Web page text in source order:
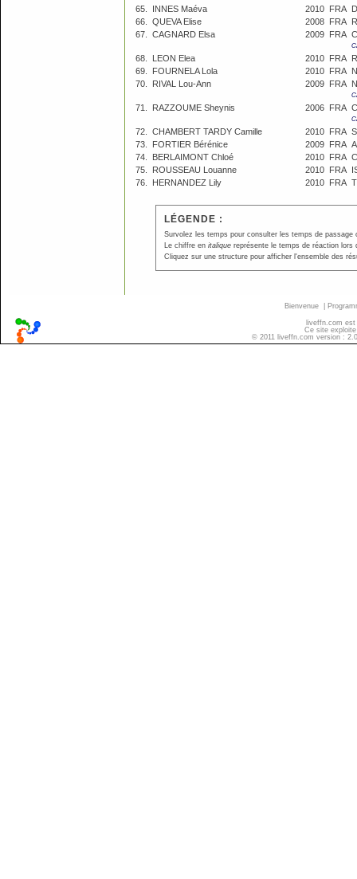
65.
INNES Maéva 2010 FRA
66.
QUEVA Elise 2008 FRA
67.
CAGNARD Elsa 2009 FRA
68. LEON Elea 2010 FRA
69.
FOURNELA Lola 2010 FRA
70.
RIVAL Lou-Ann 2009 FRA
71. RAZZOUME Sheynis 2006 FRA
72. CHAMBERT TARDY Camille 2010 FRA
73.
FORTIER Bérénice 2009 FRA
74.
BERLAIMONT Chloé 2010 FRA
75.
ROUSSEAU Louanne 2010 FRA
76.
HERNANDEZ Lily 2010 FRA
LÉGENDE :
Survolez les temps pour consulter les temps de
Le chiffre en italiquereprésente le temps de réaction lors
Cliquez sur une structure pour afficher l'ensemble des
Bienvenue
liveffn.com
Ce site
© 2011 liveffn.com version :